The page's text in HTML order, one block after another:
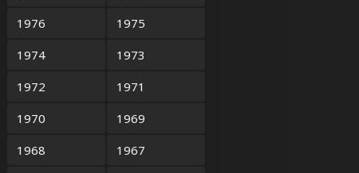
1976
1975
1974
1973
1972
1971
1970
1969
1968
1967